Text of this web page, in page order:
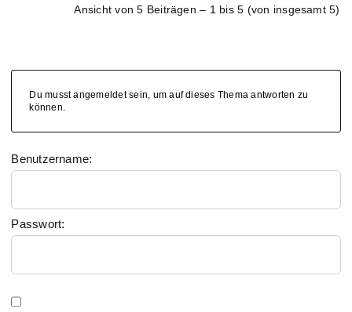
Ansicht von 5 Beiträgen – 1 bis 5 (von insgesamt 5)
Du musst angemeldet sein, um auf dieses Thema antworten zu
können.
Benutzername:
Passwort: